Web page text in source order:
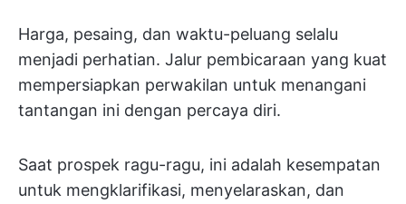
Harga, pesaing, dan waktu-peluang selalu
menjadi perhatian. Jalur pembicaraan yang kuat
mempersiapkan perwakilan untuk menangani
tantangan ini dengan percaya diri.
Saat prospek ragu-ragu, ini adalah kesempatan
untuk mengklarifikasi, menyelaraskan, dan